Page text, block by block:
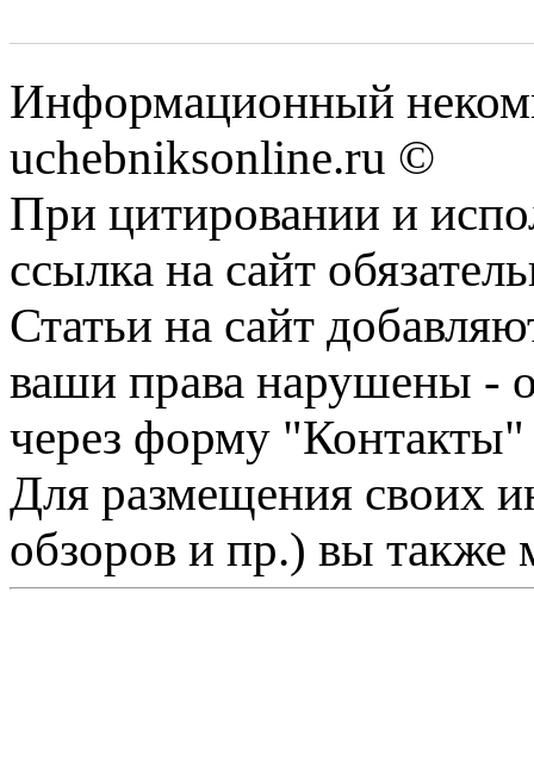
Информационный
uchebniksonline.ru ©
При цитировании и
ссылка на сайт
Статьи на сайт
ваши права нарушены -
через форму "Контакты"
Для размещения своих
обзоров и пр.) вы также